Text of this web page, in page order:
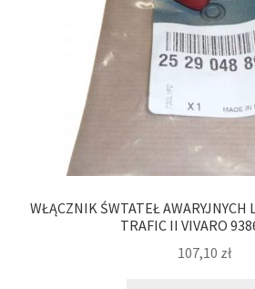
WŁĄCZNIK ŚWTATEŁ AWARYJNYCH
TRAFIC II VIVARO
107,10 zł